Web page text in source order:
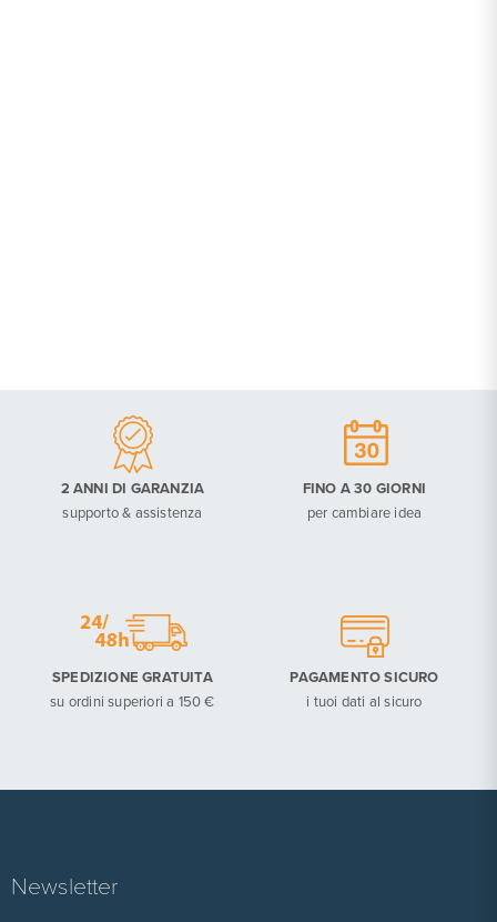
2 ANNI DI GARANZIA
supporto & assistenza
FINO A 30 GIORNI
per cambiare idea
SPEDIZIONE GRATUITA
su ordini superiori a 150 €
PAGAMENTO SICURO
i tuoi dati al sicuro
Newsletter